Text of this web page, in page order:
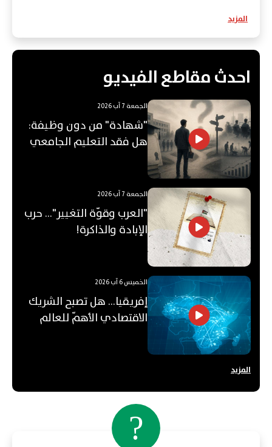
المزيد
احدث مقاطع الفيديو
الجمعة 7 آب 2026
"شهادة" من دون وظيفة:
هل فقد التعليم الجامعي
الجمعة 7 آب 2026
"العرب وقوّة التغيير"... حرب
الإبادة والذاكرة!
الخميس 6 آب 2026
إفريقيا... هل تصبح الشريك
الاقتصادي الأهمّ للعالم
المزيد
?